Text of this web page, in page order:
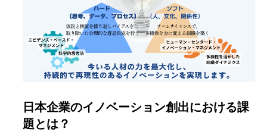
日本企業のイノベーション創出における課
題とは？